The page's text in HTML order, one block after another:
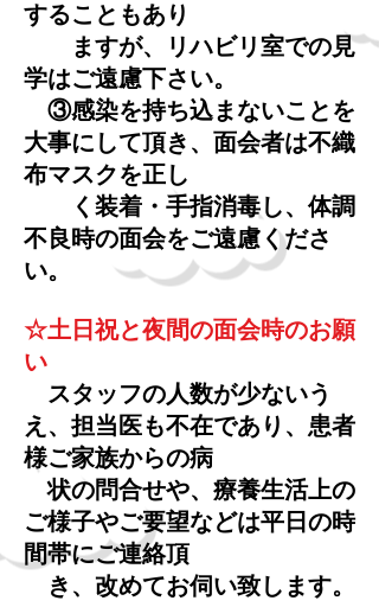
することもあり
ますが、リハビリ室での見
学はご遠慮下さい。
③感染を持ち込まないことを
大事にして頂き、面会者は不織
布マスクを正し
く装着・手指消毒し、体調
不良時の面会をご遠慮くださ
い。
☆土日祝と夜間の面会時のお願
い
スタッフの人数が少ないう
え、担当医も不在であり、患者
様ご家族からの病
状の問合せや、療養生活上の
ご様子やご要望などは平日の時
間帯にご連絡頂
​ き、改めてお伺い致します。